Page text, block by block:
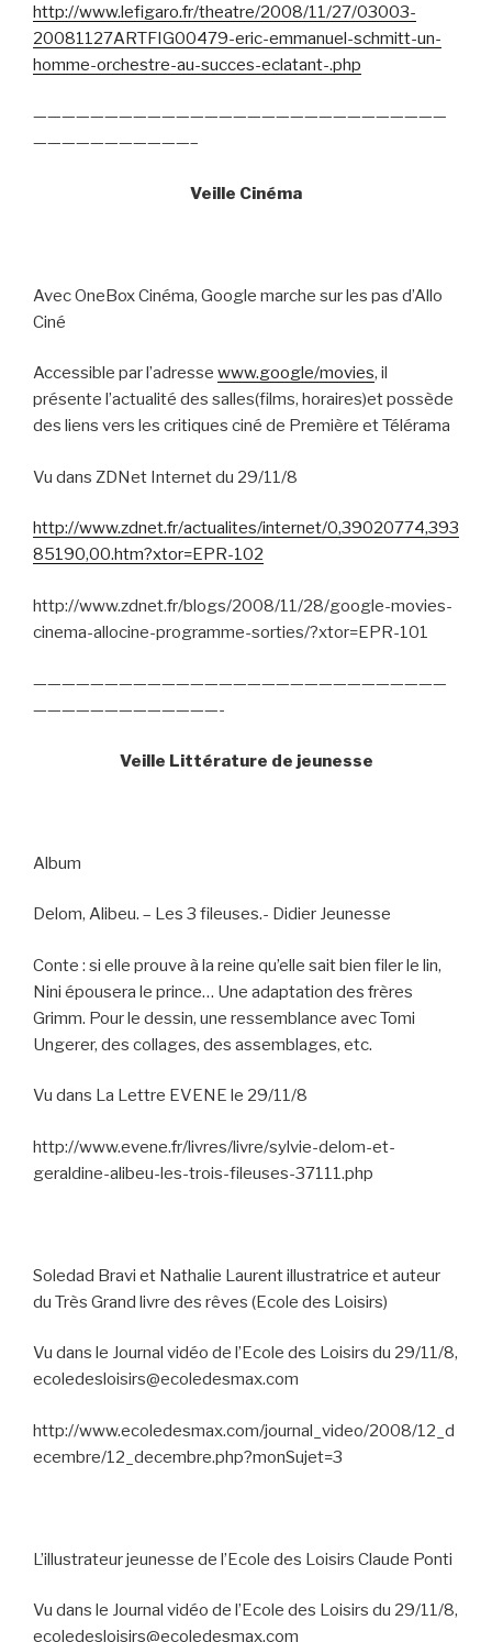
http://www.lefigaro.fr/theatre/2008/11/27/03003-
20081127ARTFIG00479-eric-emmanuel-schmitt-un-
homme-orchestre-au-succes-eclatant-.php
—————————————————————————————
———————————–
Veille Cinéma
Avec OneBox Cinéma, Google marche sur les pas d’Allo
Ciné
Accessible par l’adresse www.google/movies, il
présente l’actualité des salles(films, horaires)et possède
des liens vers les critiques ciné de Première et Télérama
Vu dans ZDNet Internet du 29/11/8
http://www.zdnet.fr/actualites/internet/0,39020774,393
85190,00.htm?xtor=EPR-102
http://www.zdnet.fr/blogs/2008/11/28/google-movies-
cinema-allocine-programme-sorties/?xtor=EPR-101
—————————————————————————————
—————————————-
Veille Littérature de jeunesse
Album
Delom, Alibeu. – Les 3 fileuses.- Didier Jeunesse
Conte : si elle prouve à la reine qu’elle sait bien filer le lin,
Nini épousera le prince… Une adaptation des frères
Grimm. Pour le dessin, une ressemblance avec Tomi
Ungerer, des collages, des assemblages, etc.
Vu dans La Lettre EVENE le 29/11/8
http://www.evene.fr/livres/livre/sylvie-delom-et-
geraldine-alibeu-les-trois-fileuses-37111.php
Soledad Bravi et Nathalie Laurent illustratrice et auteur
du Très Grand livre des rêves (Ecole des Loisirs)
Vu dans le Journal vidéo de l’Ecole des Loisirs du 29/11/8,
ecoledesloisirs@ecoledesmax.com
http://www.ecoledesmax.com/journal_video/2008/12_d
ecembre/12_decembre.php?monSujet=3
L’illustrateur jeunesse de l’Ecole des Loisirs Claude Ponti
Vu dans le Journal vidéo de l’Ecole des Loisirs du 29/11/8,
ecoledesloisirs@ecoledesmax.com